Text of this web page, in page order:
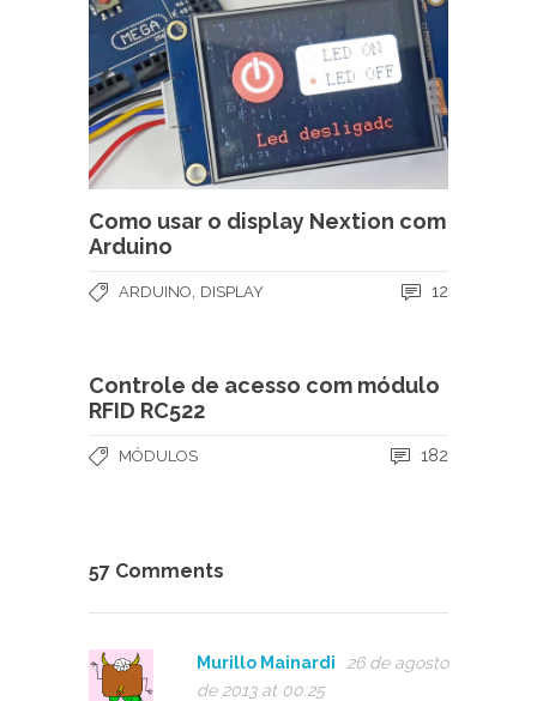
Como usar o display Nextion com
Arduino
ARDUINO DISPLAY 12
Controle de acesso com módulo
RFID RC522
MÓDULOS 182
57 Comments
Murillo Mainardi
26 de agosto
de 2013 at 00:25